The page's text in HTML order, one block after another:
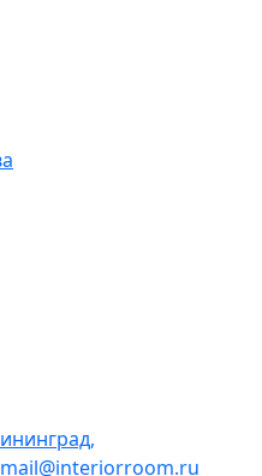
mail@interiorroom.ru